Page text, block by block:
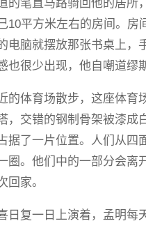
的笔直马路骑回他的居所
10平方米左右的房间。房
电脑就摆放那张书桌上，
也很少出现，他自嘲道缪
的体育场散步，这座体育
，交错的钢制骨架被漆成
据了一片位置。人们从四
圈。他们中的一部分会离
回家。
日复一日上演着，孟明每